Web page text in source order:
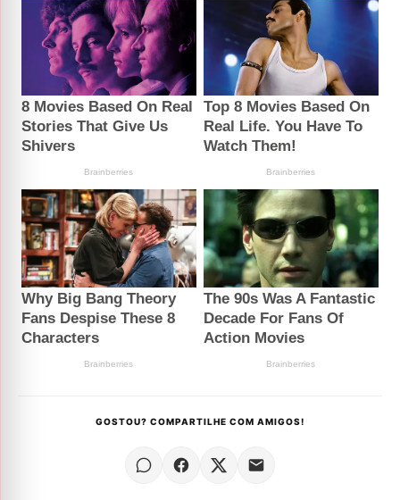
GOSTOU? COMPARTILHE COM AMIGOS!